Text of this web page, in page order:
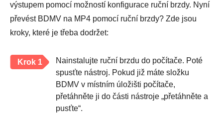
výstupem pomocí možností konfigurace ruční brzdy. Nyní
převést BDMV na MP4 pomocí ruční brzdy? Zde jsou
kroky, které je třeba dodržet:
Krok 1
Nainstalujte ruční brzdu do počítače. Poté
spusťte nástroj. Pokud již máte složku
BDMV v místním úložišti počítače,
přetáhněte ji do části nástroje „přetáhněte a
pusťte“.